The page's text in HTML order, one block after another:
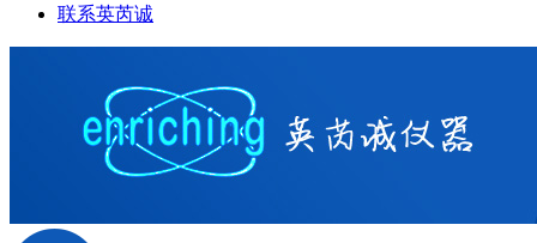
联系英芮诚